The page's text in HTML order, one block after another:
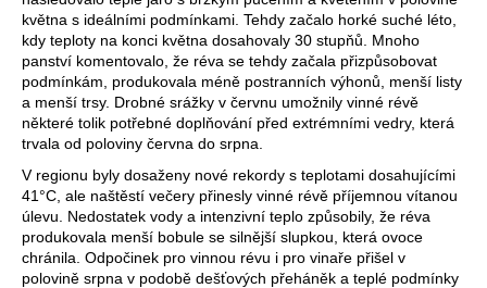
května s ideálními podmínkami. Tehdy začalo horké suché léto,
kdy teploty na konci května dosahovaly 30 stupňů. Mnoho
panství komentovalo, že réva se tehdy začala přizpůsobovat
podmínkám, produkovala méně postranních výhonů, menší listy
a menší trsy. Drobné srážky v červnu umožnily vinné révě
některé tolik potřebné doplňování před extrémními vedry, která
trvala od poloviny června do srpna.
V regionu byly dosaženy nové rekordy s teplotami dosahujícími
41°C, ale naštěstí večery přinesly vinné révě příjemnou vítanou
úlevu. Nedostatek vody a intenzivní teplo způsobily, že réva
produkovala menší bobule se silnější slupkou, která ovoce
chránila. Odpočinek pro vinnou révu i pro vinaře přišel v
polovině srpna v podobě dešťových přeháněk a teplé podmínky
e
n
a
j
í
t
?